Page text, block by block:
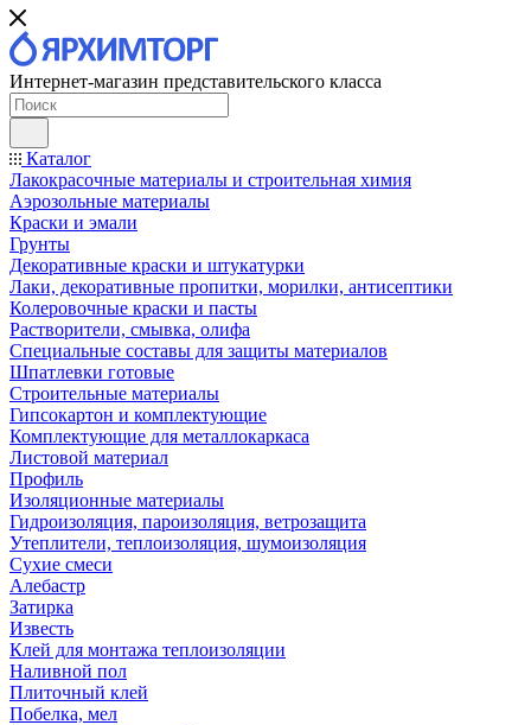
Интернет-магазин представительского класса
Каталог
Лакокрасочные материалы и строительная химия
Аэрозольные материалы
Краски и эмали
Грунты
Декоративные краски и штукатурки
Лаки, декоративные пропитки, морилки, антисептики
Колеровочные краски и пасты
Растворители, смывка, олифа
Специальные составы для защиты материалов
Шпатлевки готовые
Строительные материалы
Гипсокартон и комплектующие
Комплектующие для металлокаркаса
Листовой материал
Профиль
Изоляционные материалы
Гидроизоляция, пароизоляция, ветрозащита
Утеплители, теплоизоляция, шумоизоляция
Сухие смеси
Алебастр
Затирка
Известь
Клей для монтажа теплоизоляции
Наливной пол
Плиточный клей
Побелка, мел